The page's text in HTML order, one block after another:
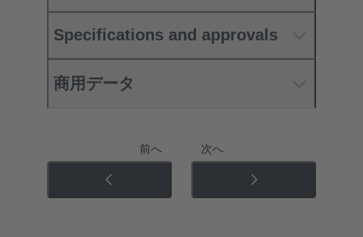
Specifications and approvals
商用データ
前へ 次へ